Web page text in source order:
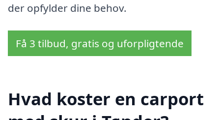
der opfylder dine behov.
Få 3 tilbud, gratis og uforpligtende
Hvad koster en carport